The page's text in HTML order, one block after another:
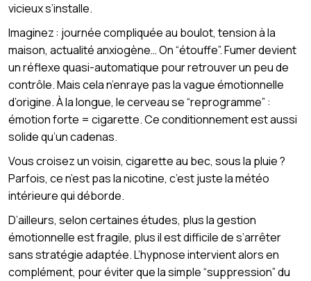
vicieux s’installe.
Imaginez : journée compliquée au boulot, tension à la
maison, actualité anxiogène… On “étouffe”. Fumer devient
un réflexe quasi-automatique pour retrouver un peu de
contrôle. Mais cela n’enraye pas la vague émotionnelle
d’origine. À la longue, le cerveau se “reprogramme” :
émotion forte = cigarette. Ce conditionnement est aussi
solide qu’un cadenas.
Vous croisez un voisin, cigarette au bec, sous la pluie ?
Parfois, ce n’est pas la nicotine, c’est juste la météo
intérieure qui déborde.
D’ailleurs, selon certaines études, plus la gestion
émotionnelle est fragile, plus il est difficile de s’arrêter
sans stratégie adaptée. L’hypnose intervient alors en
complément, pour éviter que la simple “suppression” du